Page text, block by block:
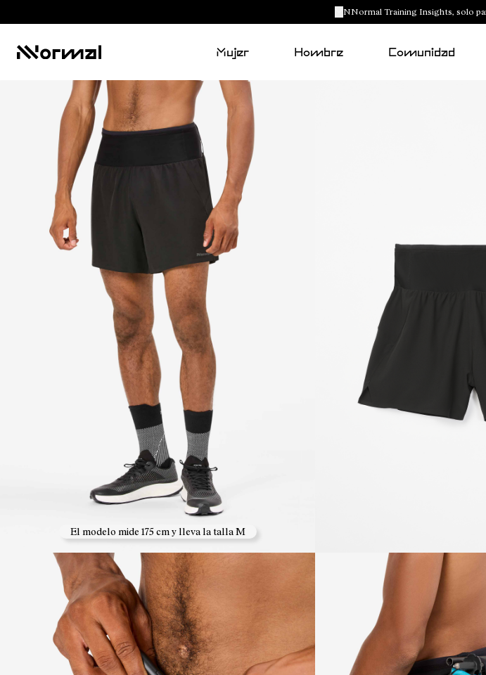
NNormal Training Insights, solo
Mujer Hombre Comunidad
El modelo mide 175 cm y lleva la talla M